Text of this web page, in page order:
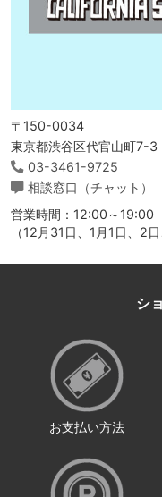
〒150-0034
東京都渋谷区代官山町7-3
03-3461-9725
相談窓口（チャット）
営業時間：12:00～19:00
（12月31日、1月1日、2
シ
お支払い方法